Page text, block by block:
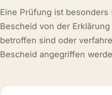
Eine Prüfung ist
Bescheid von der
betroffen sind oder
Bescheid angegriffen